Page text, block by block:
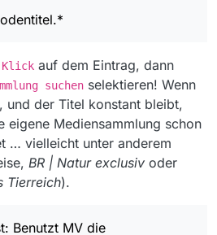
nicht gefunden habe, obwohl sie
Klick auf dem Eintrag, dann
suchen selektieren! Wenn
und der Titel konstant bleibt,
eigene Mediensammlung schon
… vielleicht unter anderem
BR | Natur exclusiv oder
Tierreich).
Benutzt MV die